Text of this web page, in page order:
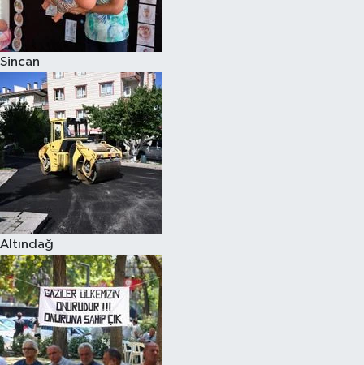
Sincan
Altındağ